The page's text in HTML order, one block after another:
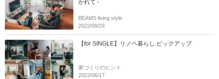
かれて -
BEAMS living style
2022/08/29
【for SINGLE】リノベ暮らし ピックアップ
家づくりのヒント
2022/06/17